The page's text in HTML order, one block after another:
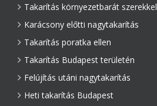
Takarítás környezetbarát szerekkel
Karácsony előtti nagytakarítás
Takarítás poratka ellen
Takarítás Budapest területén
Felújítás utáni nagytakarítás
Heti takarítás Budapest